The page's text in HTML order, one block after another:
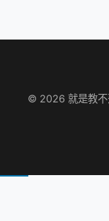
© 2026 就是教不